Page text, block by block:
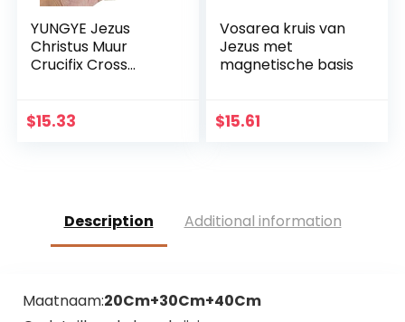
YUNGYE Jezus
Christus Muur
Crucifix Cross
Jezus Christus Op
$15.33
Vosarea kruis van
Jezus met
magnetische basis
$15.61
Description Additional information
Maatnaam:20Cm+30Cm+40Cm